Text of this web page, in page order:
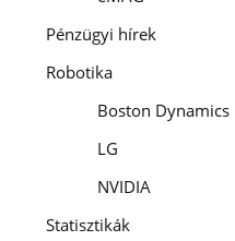
Pénzügyi hírek
Robotika
Boston Dynamics
LG
NVIDIA
Statisztikák